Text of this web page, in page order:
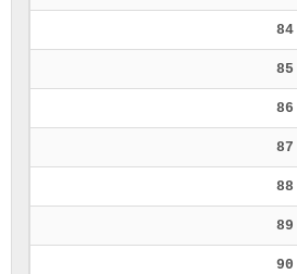
84
85
86
87
88
89
90